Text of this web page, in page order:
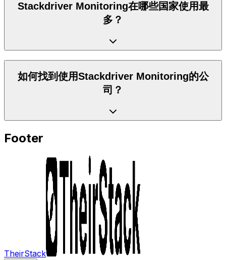
Stackdriver Monitoring在哪些国家使用最
多？
如何找到使用Stackdriver Monitoring的公
司？
Footer
TheirStack